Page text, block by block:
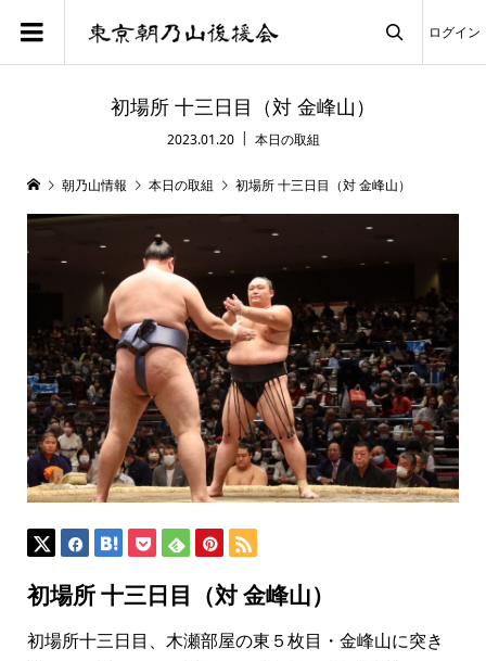
ログイン
初場所 十三日目（対 金峰山）
2023.01.20 本日の取組
朝乃山情報 本日の取組 初場所 十三日目（対 金峰山）
初場所 十三日目（対 金峰山）
初場所十三日目、木瀬部屋の東５枚目・金峰山に突き